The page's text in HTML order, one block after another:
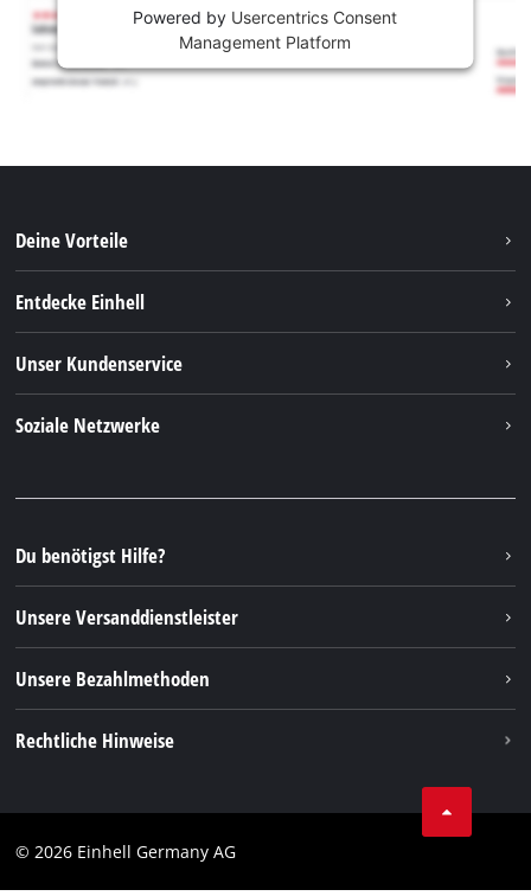
Powered by Usercentrics Consent
Management Platform
Deine Vorteile
Entdecke Einhell
Nachhaltigkeit
Unser Kundenservice
FAQs
Rücksendungen / Widerruf
Verpackungsrichtlinien
Hinweise zur Batterieentsorgung
Vertrag widerrufen
Soziale Netzwerke
Instagram
TikTok
Pinterest
Linkedin
Du benötigst Hilfe?
Unsere Versanddienstleister
Unsere Bezahlmethoden
Rechtliche Hinweise
Impressum
© 2026 Einhell Germany AG